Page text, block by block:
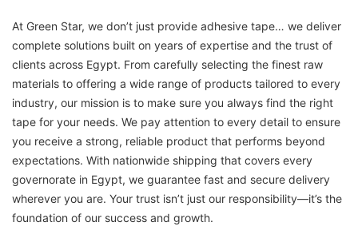
At Green Star, we don’t just provide adhesive tape… we deliver
complete solutions built on years of expertise and the trust of
clients across Egypt. From carefully selecting the finest raw
materials to offering a wide range of products tailored to every
industry, our mission is to make sure you always find the right
tape for your needs. We pay attention to every detail to ensure
you receive a strong, reliable product that performs beyond
expectations. With nationwide shipping that covers every
governorate in Egypt, we guarantee fast and secure delivery
wherever you are. Your trust isn’t just our responsibility—it’s the
foundation of our success and growth.